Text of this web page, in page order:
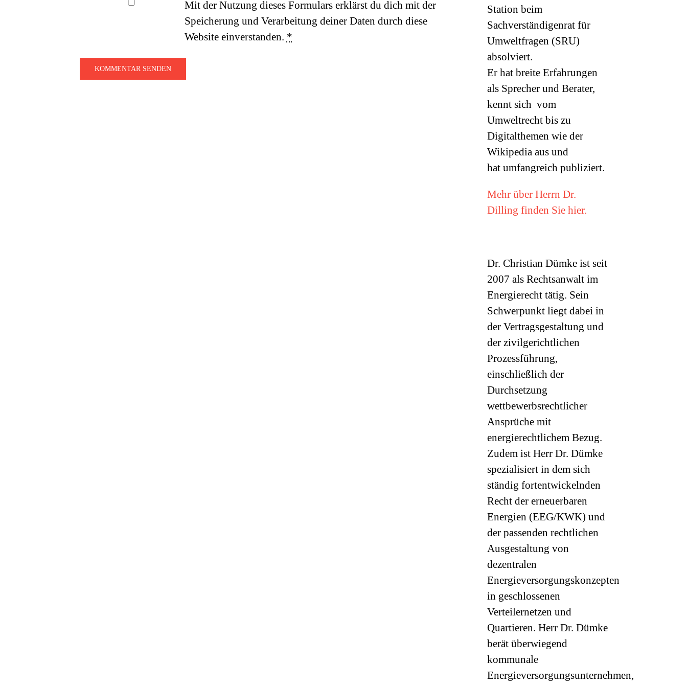
Mit der Nutzung dieses Formulars erklärst du dich mit der
Speicherung und Verarbeitung deiner Daten durch diese
Website einverstanden. *
Station beim
Sachverständigenrat für
Umweltfragen (SRU)
absolviert.
Er hat breite Erfahrungen
als Sprecher und Berater,
kennt sich vom
Umweltrecht bis zu
Digitalthemen wie der
Wikipedia aus und
hat umfangreich publiziert.
Mehr über Herrn Dr.
Dilling finden Sie hier.
Dr. Christian Dümke ist seit
2007 als Rechtsanwalt im
Energierecht tätig. Sein
Schwerpunkt liegt dabei in
der Vertragsgestaltung und
der zivilgerichtlichen
Prozessführung,
einschließlich der
Durchsetzung
wettbewerbsrechtlicher
Ansprüche mit
energierechtlichem Bezug.
Zudem ist Herr Dr. Dümke
spezialisiert in dem sich
ständig fortentwickelnden
Recht der erneuerbaren
Energien (EEG/KWK) und
der passenden rechtlichen
Ausgestaltung von
dezentralen
Energieversorgungskonzepten
in geschlossenen
Verteilernetzen und
Quartieren. Herr Dr. Dümke
berät überwiegend
kommunale
Energieversorgungsunternehmen,